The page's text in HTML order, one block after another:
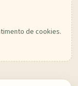
de cookies.